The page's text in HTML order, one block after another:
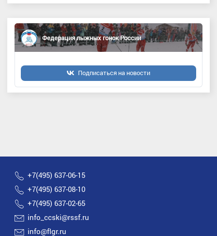
Федерация лыжных гонок России
Подписаться на новости
+7(495) 637-06-15
+7(495) 637-08-10
+7(495) 637-02-65
info_ccski@rssf.ru
info@flgr.ru